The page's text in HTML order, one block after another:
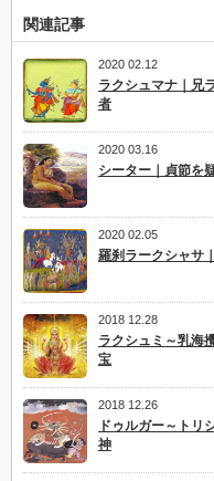
関連記事
2020 02.12
ラクシュマナ｜兄
者
2020 03.16
シーター｜貞節を
2020 02.05
羅刹ラークシャサ
2018 12.28
ラクシュミ～乳海
宝
2018 12.26
ドゥルガー～トリ
神